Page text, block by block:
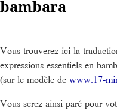
bambara
Vous trouverez ici la
expressions essentiels en
(sur le modèle de www.17-
Vous serez ainsi paré pour